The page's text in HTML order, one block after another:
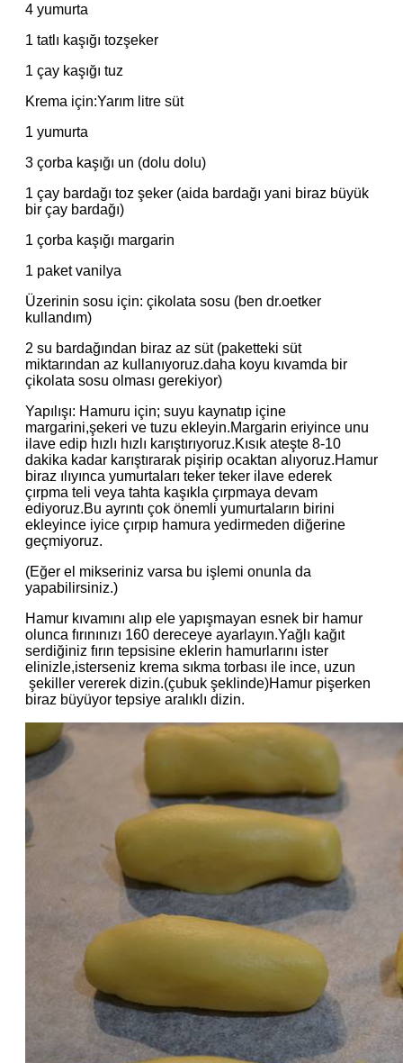
4 yumurta
1 tatlı kaşığı tozşeker
1 çay kaşığı tuz
Krema için:Yarım litre süt
1 yumurta
3 çorba kaşığı un (dolu dolu)
1 çay bardağı toz şeker (aida bardağı yani biraz büyük
bir çay bardağı)
1 çorba kaşığı margarin
1 paket vanilya
Üzerinin sosu için: çikolata sosu (ben dr.oetker
kullandım)
2 su bardağından biraz az süt (paketteki süt
miktarından az kullanıyoruz.daha koyu kıvamda bir
çikolata sosu olması gerekiyor)
Yapılışı: Hamuru için; suyu kaynatıp içine
margarini,şekeri ve tuzu ekleyin.Margarin eriyince unu
ilave edip hızlı hızlı karıştırıyoruz.Kısık ateşte 8-10
dakika kadar karıştırarak pişirip ocaktan alıyoruz.Hamur
biraz ılıyınca yumurtaları teker teker ilave ederek
çırpma teli veya tahta kaşıkla çırpmaya devam
ediyoruz.Bu ayrıntı çok önemli yumurtaların birini
ekleyince iyice çırpıp hamura yedirmeden diğerine
geçmiyoruz.
(Eğer el mikseriniz varsa bu işlemi onunla da
yapabilirsiniz.)
Hamur kıvamını alıp ele yapışmayan esnek bir hamur
olunca fırınınızı 160 dereceye ayarlayın.Yağlı kağıt
serdiğiniz fırın tepsisine eklerin hamurlarını ister
elinizle,isterseniz krema sıkma torbası ile ince, uzun
şekiller vererek dizin.(çubuk şeklinde)Hamur pişerken
biraz büyüyor tepsiye aralıklı dizin.